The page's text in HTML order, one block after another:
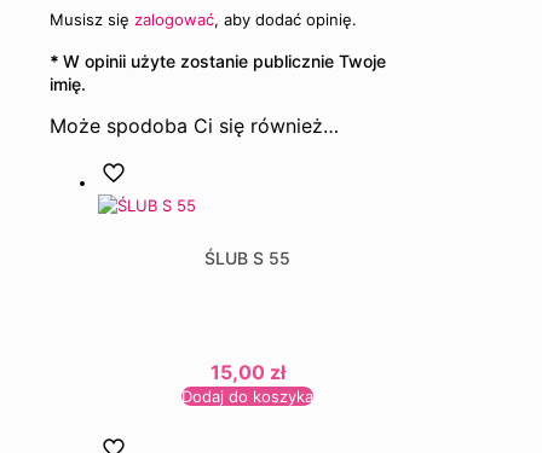
Musisz się zalogować, aby dodać opinię.
* W opinii użyte zostanie publicznie Twoje
imię.
Może spodoba Ci się również…
ŚLUB S 55
15,00 zł
Dodaj do koszyka